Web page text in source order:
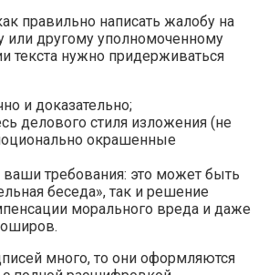
правильно написать жалобу на
или другому уполномоченному
текста нужно придерживаться
и доказательно;
делового стиля изложения (не
окрашенные
требования: это может быть
беседа», так и решение
морального вреда и даже
много, то они оформляются